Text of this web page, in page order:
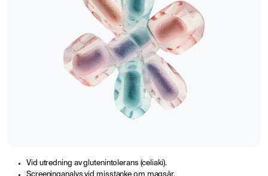
Vid utredning av glutenintolerans (celiaki).